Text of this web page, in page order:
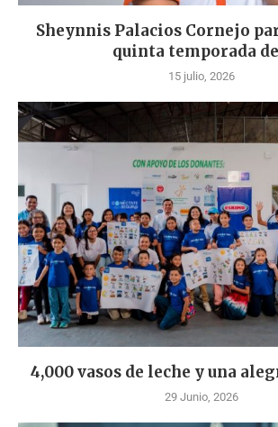
Sheynnis Palacios Cornejo
quinta temporada
15 julio, 2026
4,000 vasos de leche y una
29 Junio, 2026